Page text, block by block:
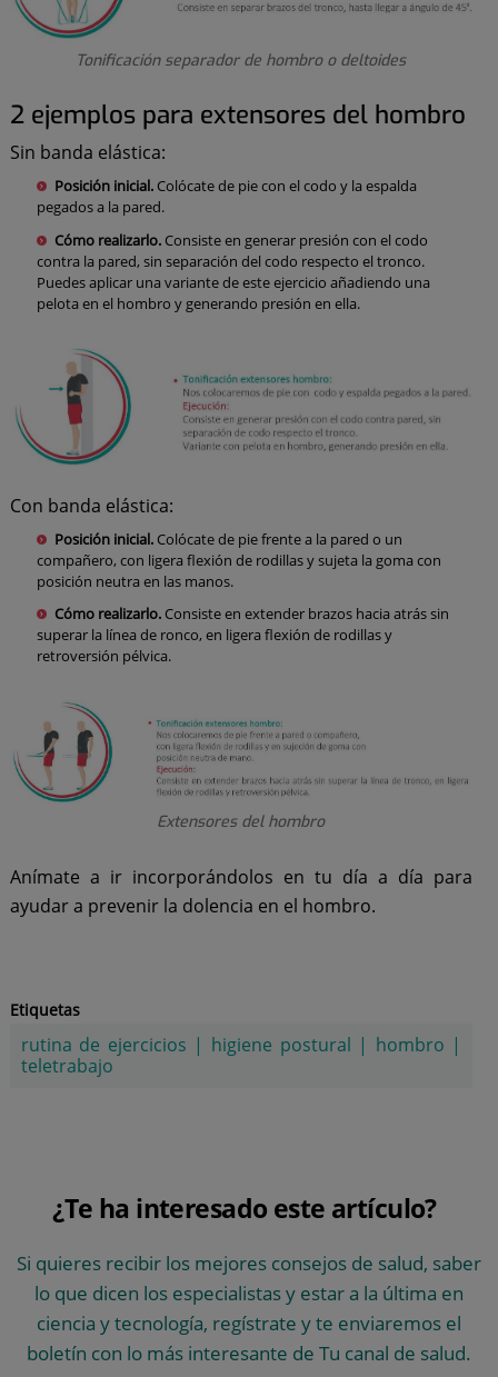
Tonificación separador de hombro o deltoides
2 ejemplos para extensores del hombro
Sin banda elástica:
Posición inicial.Colócate de pie con el codo y la espalda
pegados a la pared.
Cómo realizarlo.Consiste en generar presión con el codo
contra la pared, sin separación del codo respecto el tronco.
Puedes aplicar una variante de este ejercicio añadiendo una
pelota en el hombro y generando presión en ella.
Con banda elástica:
Posición inicial. Colócate de pie frente a la pared o un
compañero, con ligera flexión de rodillas y sujeta la goma con
posición neutra en las manos.
Cómo realizarlo.Consiste en extender brazos hacia atrás sin
superar la línea de ronco, en ligera flexión de rodillas y
retroversión pélvica.
Extensores del hombro
Anímate a ir incorporándolos en tu día a día para
ayudar a prevenir la dolencia en el hombro.
Etiquetas
rutina de ejercicios | higiene postural | hombro |
teletrabajo
¿Te ha interesado este artículo?
Si quieres recibir los mejores consejos de salud, saber
lo que dicen los especialistas y estar a la última en
ciencia y tecnología, regístrate y te enviaremos el
boletín con lo más interesante de Tu canal de salud.